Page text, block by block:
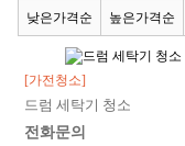
낮은가격순 높은가격순
[가전청소]
드럼 세탁기 청소
전화문의